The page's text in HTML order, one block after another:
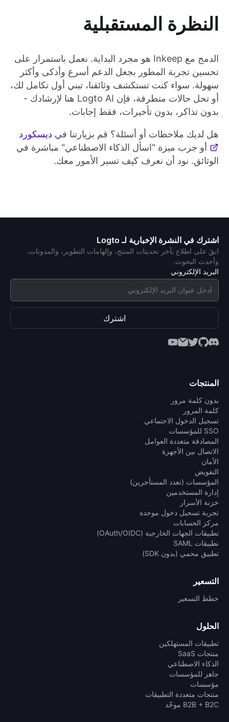
النظرة المستقبلية
الدمج مع Inkeep هو مجرد البداية. نعمل باستمرار على
تحسين تجربة المطور بجعل الدعم أسرع وأذكى وأكثر
سهولة. سواء كنت تستكشف وثائقنا، تبني أول تكامل لك،
أو تحل حالات متطرفة، فإن Logto AI هنا لإرشادك -
بدون تذاكر، بدون تأخيرات، فقط إجابات.
هل لديك ملاحظات أو أسئلة؟ قم بزيارتنا في ديسكورد
أو جرب ميزة "اسأل الذكاء الاصطناعي" مباشرة في
الوثائق. نود أن نعرف كيف تسير الأمور معك.
اشترك في النشرة الإخبارية لـ Logto
ابقَ على اطلاع بآخر تحديثات المنتج، وإلهامات التطوير، والمدونات،
وأحدث البحوث.
البريد الإلكتروني
اشترك
المنتجات
بدون كلمة مرور
كلمة المرور
تسجيل الدخول الاجتماعي
SSO للمؤسسات
المصادقة متعددة العوامل
الاتصال بين الأجهزة
الأمان
التفويض
المؤسسات (تعدد المستأجرين)
إدارة المستخدمين
خزنة الأسرار
تجربة تسجيل دخول موحدة
مركز الحسابات
تطبيقات الجهات الخارجية (OAuth/OIDC)
تطبيقات SAML
تطبيق محمي (بدون SDK)
التسعير
خطط التسعير
الحلول
تطبيقات المستهلكين
منتجات SaaS
الذكاء الاصطناعي
جاهز للمؤسسات
مؤسسات
منتجات متعددة التطبيقات
B2B + B2C موحّد